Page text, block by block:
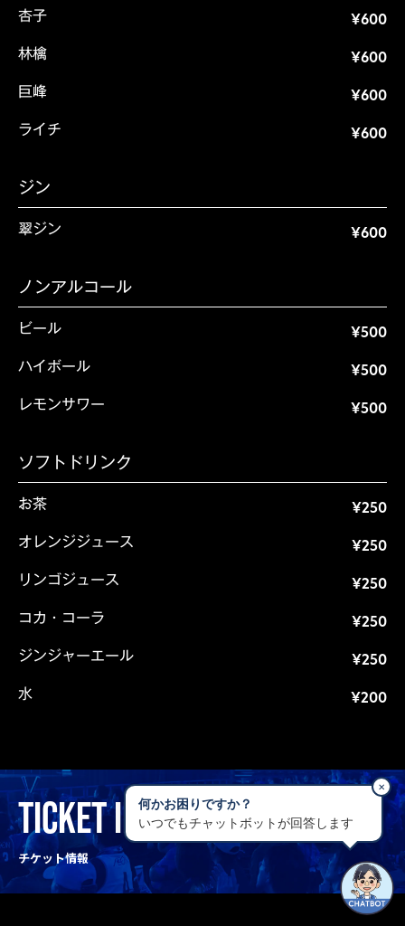
杏子
¥600
林檎
¥600
巨峰
¥600
ライチ
¥600
ジン
翠ジン ¥600
ノンアルコール
ビール
¥500
ハイボール
¥500
レモンサワー
¥500
ソフトドリンク
お茶
¥250
オレンジジュース
¥250
リンゴジュース
¥250
コカ・コーラ
¥250
ジンジャーエール
¥250
水
¥200
TICKET INFO
チケット情報
何かお困りですか？
いつでもチャットボットが回答します
✕